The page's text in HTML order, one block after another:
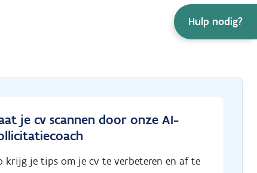
Hulp nodig?
je cv scannen door onze AI-
krijg je tips om je cv te verbeteren en af te